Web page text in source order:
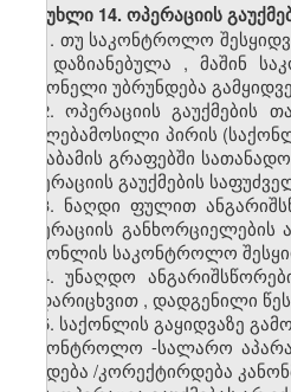
მუხლი 14. ოპერაციის
1. თუ საკონტროლო
დაზიანებულა ,მაშინ
საქონელი უბრუნდება
2.ოპერაციის გაუქმების
უფლებამოსილი პირის (
შესაბამის გრაფებში სათანადო
ოპერაციის გაუქმების
3. ნაღდი ფულით
ოპერაციის განხორციელების
საქონლის საკონტროლო
4.უნაღდო
გადარიცხვით , დადგენილი
5. საქონლის გაყიდვაზე
საკონტროლო -სალარო
უქმდება /კორექტირდება